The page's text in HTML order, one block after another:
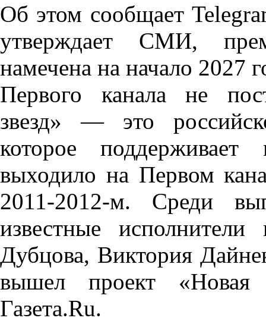
Об этом сообщает
утверждает СМИ,
намечена на начало 2027
Первого канала не
звезд» — это
которое
выходило на Первом
2011-2012-м. Среди
известные
Дубцова, Виктория
вышел проект
Газета.Ru.